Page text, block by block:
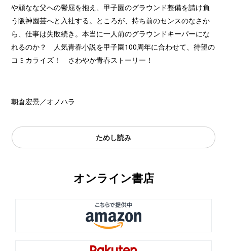
や頑なな父への鬱屈を抱え、甲子園のグラウンド整備を請け負
う阪神園芸へと入社する。ところが、持ち前のセンスのなさか
ら、仕事は失敗続き。本当に一人前のグラウンドキーパーにな
れるのか？ 人気青春小説を甲子園100周年に合わせて、待望の
コミカライズ！ さわやか青春ストーリー！
朝倉宏景／オノハラ
ためし読み
オンライン書店